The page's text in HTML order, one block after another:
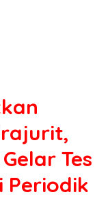
Tes
Periodik